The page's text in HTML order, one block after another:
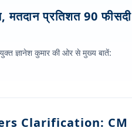
मतदान प्रतिशत 90 फीसदी
ज्ञानेश कुमार की ओर से मुख्य बातें:
Clarification: CM